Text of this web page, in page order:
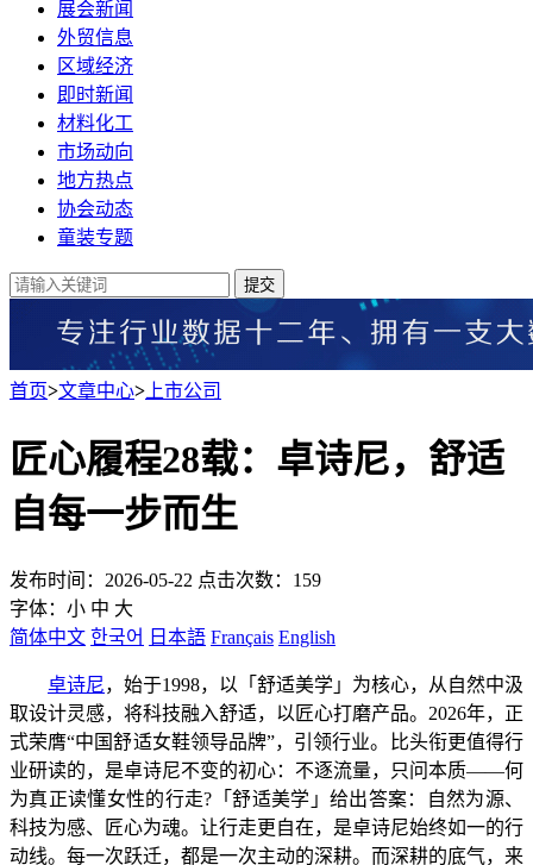
展会新闻
外贸信息
区域经济
即时新闻
材料化工
市场动向
地方热点
协会动态
童装专题
提交
首页>文章中心> 上市公司
匠心履程28载：卓诗尼，舒适
自每一步而生
发布时间：2026-05-22 点击次数：159
字体： 小 中 大
简体中文 한국어 日本語 Français English
卓诗尼，始于1998，以「舒适美学」为核心，从自然中汲
取设计灵感，将科技融入舒适，以匠心打磨产品。2026年，正
式荣膺“中国舒适女鞋领导品牌”，引领行业。比头衔更值得行
业研读的，是卓诗尼不变的初心：不逐流量，只问本质——何
为真正读懂女性的行走?「舒适美学」给出答案：自然为源、
科技为感、匠心为魂。让行走更自在，是卓诗尼始终如一的行
动线。每一次跃迁，都是一次主动的深耕。而深耕的底气，来